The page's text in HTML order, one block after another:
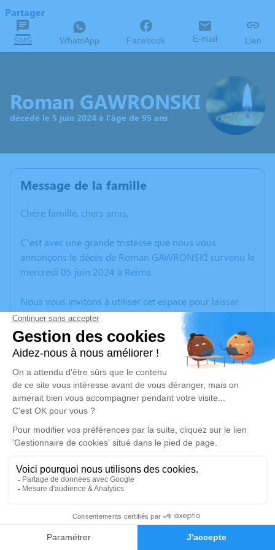
Faire-part Hommages
Partager
SMS WhatsApp Facebook E-mail Lien
Roman GAWRONSKI
décédé le 5 juin 2024 à l'âge de 95 ans
Message de la famille
Chère famille, chers amis,
C’est avec une grande tristesse que nous vous
annonçons le décès de Roman GAWRONSKI survenu le
mercredi 05 juin 2024 à Reims.
Nous vous invitons à utiliser cet espace pour laisser
vos condoléances, partager des photos souvenirs, une
anecdote ou exprimer vos pensées à travers des
poèmes ou des textes. Cet endroit est un lieu
d'expression dédié à honorer la mémoire de Roman
GAWRONSKI.
Un service de plantation d’arbre hommage est
disponible ici.
Je rends hommage
Cérémonie religieuse
Église Saint Nicaise de Reims
avenue de la Marne